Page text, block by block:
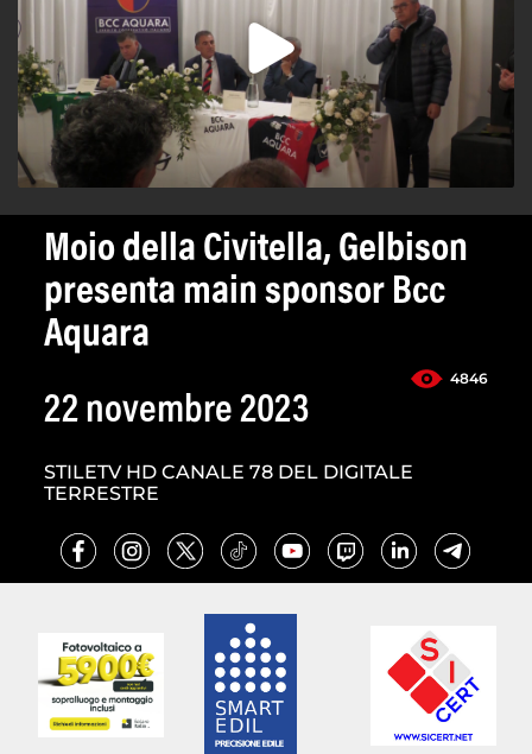
Moio della Civitella, Gelbison
presenta main sponsor Bcc
Aquara
4846
22 novembre 2023
STILETV HD CANALE 78 DEL DIGITALE
TERRESTRE